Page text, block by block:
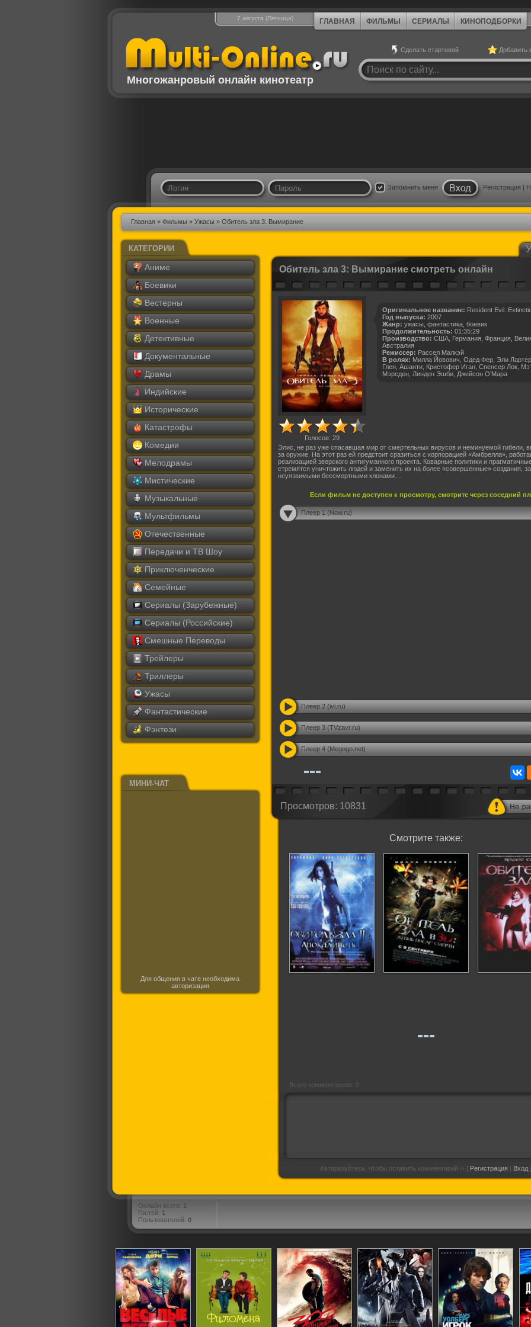
7 августа (Пятница) ГЛАВНАЯ ФИЛЬМЫ СЕРИАЛЫ КИНОПОДБОРКИ
Многожанровый онлайн кинотеатр
Сделать стартовой Добавить
Запомнить меня Регистрация |
Главная» Фильмы» Ужасы» Обитель зла 3: Вымирание
КАТЕГОРИИ
Аниме
Боевики
Вестерны
Военные
Детективные
Документальные
Драмы
Индийские
Исторические
Катастрофы
Комедии
Мелодрамы
Мистические
Музыкальные
Мультфильмы
Отечественные
Передачи и ТВ Шоу
Приключенческие
Семейные
Сериалы (Зарубежные)
Сериалы (Российские)
Смешные Переводы
Трейлеры
Триллеры
Ужасы
Фантастические
Фэнтези
МИНИ-ЧАТ
Для общения в чате необходима
авторизация
Обитель зла 3: Вымирание смотреть онлайн
Голосов: 29
Оригинальное название: Resident Evil:
Год выпуска: 2007
Жанр: ужасы, фантастика, боевик
Продолжительность: 01:35:29
Производство: США, Германия, Франция,
Австралия
Режиссер: Рассел Малкэй
В ролях: Милла Йовович, Одед Фер, Эли
Глен, Ашанти, Кристофер Иган, Спенсер Лок,
Мэрсден, Линден Эшби, Джейсон О’Мара
Элис, не раз уже спасавшая мир от смертельных вирусов и неминуемой гибели,
за оружие. На этот раз ей предстоит сразиться с корпорацией «Амбрелла»,
реализацией зверского антигуманного проекта. Коварные политики и
стремятся уничтожить людей и заменить их на более «совершенные» создания,
неуязвимыми бессмертными клонами…
Если фильм не доступен к просмотру, смотрите через соседний
Плеер 1 (Now.ru)
Плеер 2 (ivi.ru)
Плеер 3 (TVzavr.ru)
Плеер 4 (Megogo.net)
Просмотров: 10831
Смотрите также:
Всего комментариев: 0
Авторизуйтесь, чтобы оставить комментарий ›› [ Регистрация | Вход ]
Онлайн всего: 1
Гостей: 1
Пользователей: 0